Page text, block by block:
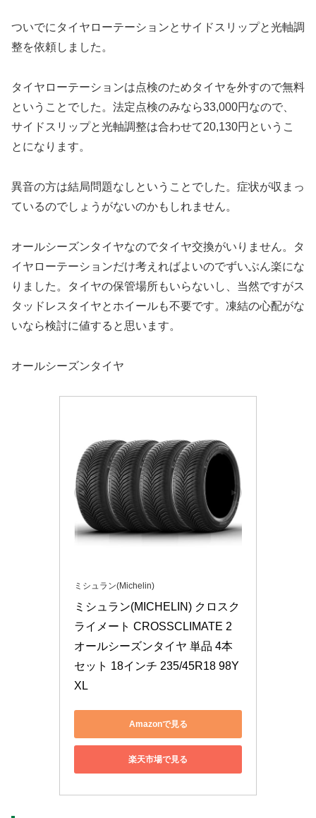
ついでにタイヤローテーションとサイドスリップと光軸調
整を依頼しました。
タイヤローテーションは点検のためタイヤを外すので無料
ということでした。法定点検のみなら33,000円なので、
サイドスリップと光軸調整は合わせて20,130円というこ
とになります。
異音の方は結局問題なしということでした。症状が収まっ
ているのでしょうがないのかもしれません。
オールシーズンタイヤなのでタイヤ交換がいりません。タ
イヤローテーションだけ考えればよいのでずいぶん楽にな
りました。タイヤの保管場所もいらないし、当然ですがス
タッドレスタイヤとホイールも不要です。凍結の心配がな
いなら検討に値すると思います。
オールシーズンタイヤ
ミシュラン(Michelin)
ミシュラン(MICHELIN) クロスク
ライメート CROSSCLIMATE 2
オールシーズンタイヤ 単品 4本
セット 18インチ 235/45R18 98Y
XL
Amazonで見る
楽天市場で見る